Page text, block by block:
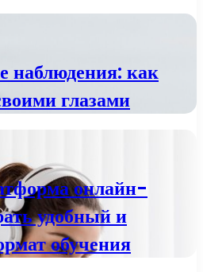
наблюдения: как
глазами
онлайн-
удобный и
обучения